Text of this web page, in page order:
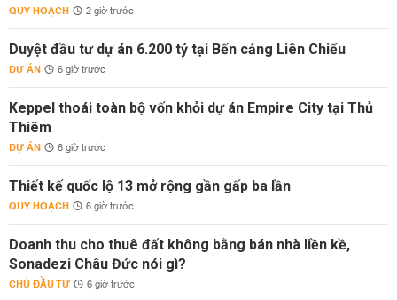
QUY HOẠCH 2 giờ trước
Duyệt đầu tư dự án 6.200 tỷ tại Bến cảng Liên Chiểu
DỰ ÁN 6 giờ trước
Keppel thoái toàn bộ vốn khỏi dự án Empire City tại Thủ
Thiêm
DỰ ÁN 6 giờ trước
Thiết kế quốc lộ 13 mở rộng gần gấp ba lần
QUY HOẠCH 6 giờ trước
Doanh thu cho thuê đất không bằng bán nhà liền kề,
Sonadezi Châu Đức nói gì?
CHỦ ĐẦU TƯ 6 giờ trước